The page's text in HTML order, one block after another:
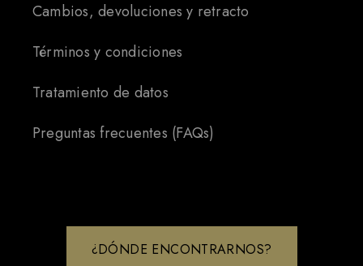
Cambios, devoluciones y retracto
Términos y condiciones
Tratamiento de datos
Preguntas frecuentes (FAQs)
¿DÓNDE ENCONTRARNOS?